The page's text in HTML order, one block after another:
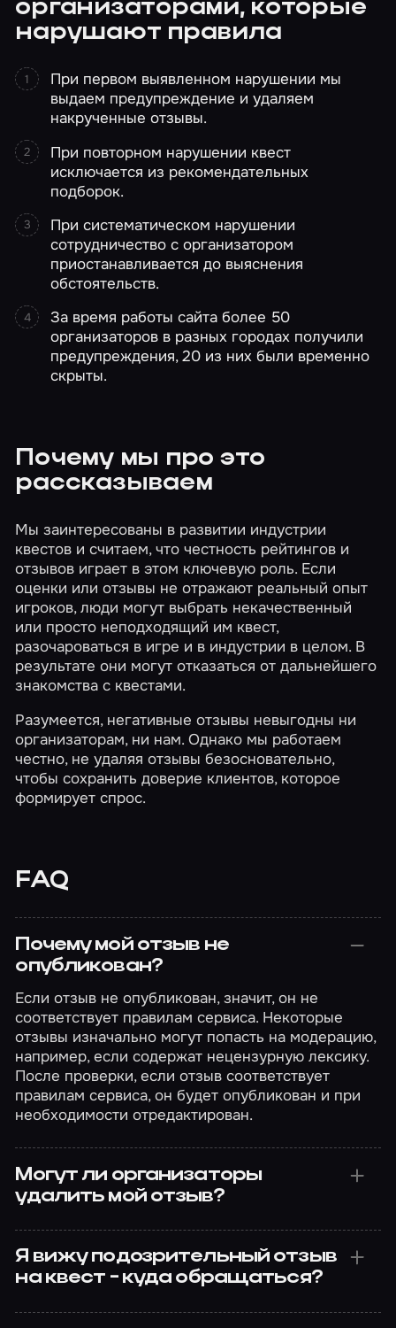
организаторами, которые
нарушают правила
При первом выявленном нарушении мы
выдаем предупреждение и удаляем
накрученные отзывы.
При повторном нарушении квест
исключается из рекомендательных
подборок.
При систематическом нарушении
сотрудничество с организатором
приостанавливается до выяснения
обстоятельств.
За время работы сайта более 50
организаторов в разных городах получили
предупреждения, 20 из них были временно
скрыты.
Почему мы про это
рассказываем
Мы заинтересованы в развитии индустрии
квестов и считаем, что честность рейтингов и
отзывов играет в этом ключевую роль. Если
оценки или отзывы не отражают реальный опыт
игроков, люди могут выбрать некачественный
или просто неподходящий им квест,
разочароваться в игре и в индустрии в целом. В
результате они могут отказаться от дальнейшего
знакомства с квестами.
Разумеется, негативные отзывы невыгодны ни
организаторам, ни нам. Однако мы работаем
честно, не удаляя отзывы безосновательно,
чтобы сохранить доверие клиентов, которое
формирует спрос.
FAQ
Почему мой отзыв не
опубликован?
Если отзыв не опубликован, значит, он не
соответствует правилам сервиса. Некоторые
отзывы изначально могут попасть на модерацию,
например, если содержат нецензурную лексику.
После проверки, если отзыв соответствует
правилам сервиса, он будет опубликован и при
необходимости отредактирован.
Могут ли организаторы
удалить мой отзыв?
Я вижу подозрительный отзыв
на квест - куда обращаться?